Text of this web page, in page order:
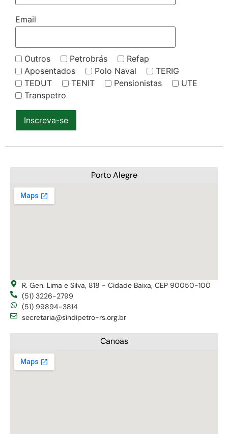
Email
Outros Petrobrás
Refap
Aposentados
Polo Naval
TERIG
TEDUT
TENIT Pensionistas
UTE
Transpetro
Inscreva-se
Porto Alegre
R. Gen. Lima e Silva, 818 - Cidade Baixa, CEP 90050-100
(51) 3226-2799
(51) 99894-3814
secretaria@sindipetro-rs.org.br
Canoas